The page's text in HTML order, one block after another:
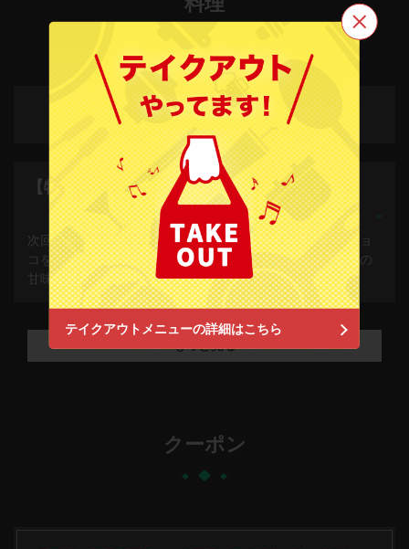
テイクアウトメニューの詳細はこちら
特選甘味
【特選甘味】
-
次回蕎麦団子のクリームあんみつや、湘南平塚名物の生チョ
コを使ったオリジナル・奇跡の生チョコプリンなど、至福の
甘味が逸品揃いです。
もっと見る
クーポン
この店舗情報をシェアする
水火 茅ヶ崎店
神奈川県茅ヶ崎市元町２－４湘南山鉄ビルB１
https://suika.owst.jp/
お店情報をコピー
閉じる